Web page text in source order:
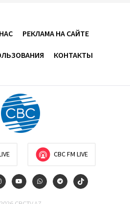
вспыхнул пожар на
переговоры по
РЕКЛАМА НА САЙТЕ
КОНТАКТЫ
CBC FM LIVE